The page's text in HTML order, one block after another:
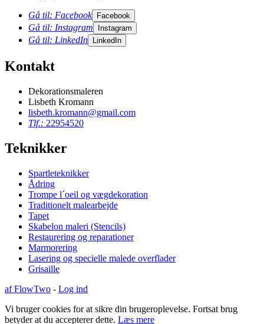
Gå til: Facebook Facebook
Gå til: Instagram Instagram
Gå til: LinkedIn LinkedIn
Kontakt
Dekorationsmaleren
Lisbeth Kromann
lisbeth.kromann@gmail.com
Tlf.: 22954520
Teknikker
Spartleteknikker
Ådring
Trompe l´oeil og vægdekoration
Traditionelt malearbejde
Tapet
Skabelon maleri (Stencils)
Restaurering og reparationer
Marmorering
Lasering og specielle malede overflader
Grisaille
af FlowTwo - Log ind
Vi bruger cookies for at sikre din brugeroplevelse. Fortsat brug
betyder at du accepterer dette. Læs mere